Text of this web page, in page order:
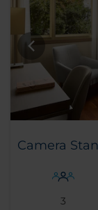
Camera
3